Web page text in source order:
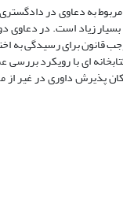
به دعاوی در
زیاد است. در دعاوی
قانون برای رسیدگی به
هدف از روش کتابخانه ای با
و همچنین امکان پذیرش